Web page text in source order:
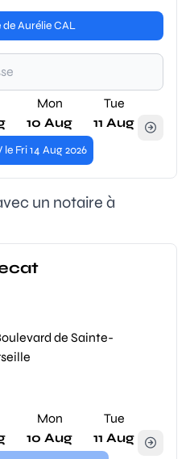
de Aurélie CAL
Mon
10 Aug
Tue
11 Aug
Fri 14 Aug 2026
un notaire à
de Sainte-
Mon
10 Aug
Tue
11 Aug